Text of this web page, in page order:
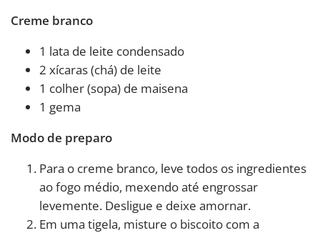
Creme branco
1 lata de leite condensado
2 xícaras (chá) de leite
1 colher (sopa) de maisena
1 gema
Modo de preparo
Para o creme branco, leve todos os ingredientes
ao fogo médio, mexendo até engrossar
levemente. Desligue e deixe amornar.
Em uma tigela, misture o biscoito com a